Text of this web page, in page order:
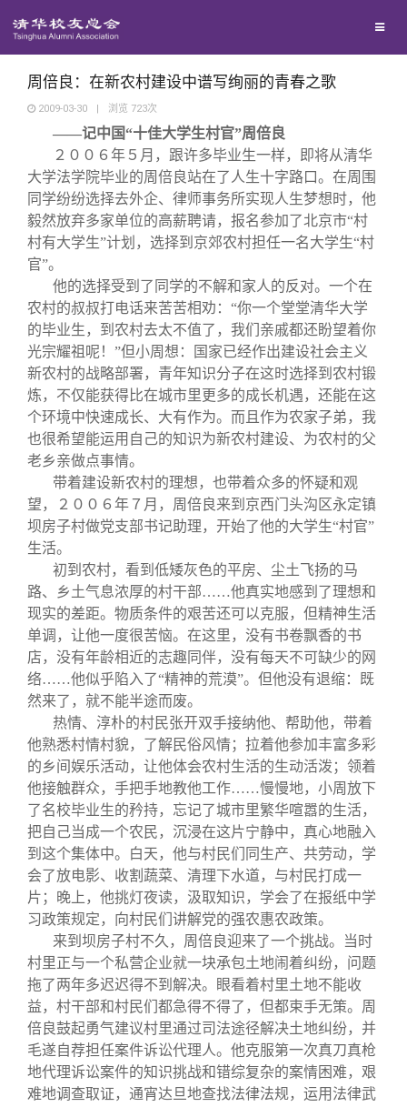
地区联络
年级联络
院系校友工作
专业委员会
兴趣群体
西南联大校友会
回馈母校
捐赠项目
捐赠新闻
捐赠纪事
捐赠方法
义工计划
媒体平台
《清华校友通讯》
《水木清华》
我要订阅
新媒体平台
百年清华
清华人物
清华故事
青春风采
校友文苑
校友视界
校友服务
终身学习
信息化服务
三创大赛
校友总会
总会简介
会长致辞
理事会名单
制度法规
联系我们
关闭
周倍良：在新农村建设中谱写绚丽的青春之歌
2009-03-30 | 浏览 723次
——记中国“十佳大学生村官”周倍良
２００６年５月，跟许多毕业生一样，即将从清华
大学法学院毕业的周倍良站在了人生十字路口。在周围
同学纷纷选择去外企、律师事务所实现人生梦想时，他
毅然放弃多家单位的高薪聘请，报名参加了北京市“村
村有大学生”计划，选择到京郊农村担任一名大学生“村
官”。
他的选择受到了同学的不解和家人的反对。一个在
农村的叔叔打电话来苦苦相劝：“你一个堂堂清华大学
的毕业生，到农村去太不值了，我们亲戚都还盼望着你
光宗耀祖呢！”但小周想：国家已经作出建设社会主义
新农村的战略部署，青年知识分子在这时选择到农村锻
炼，不仅能获得比在城市里更多的成长机遇，还能在这
个环境中快速成长、大有作为。而且作为农家子弟，我
也很希望能运用自己的知识为新农村建设、为农村的父
老乡亲做点事情。
带着建设新农村的理想，也带着众多的怀疑和观
望，２００６年７月，周倍良来到京西门头沟区永定镇
坝房子村做党支部书记助理，开始了他的大学生“村官”
生活。
初到农村，看到低矮灰色的平房、尘土飞扬的马
路、乡土气息浓厚的村干部……他真实地感到了理想和
现实的差距。物质条件的艰苦还可以克服，但精神生活
单调，让他一度很苦恼。在这里，没有书卷飘香的书
店，没有年龄相近的志趣同伴，没有每天不可缺少的网
络……他似乎陷入了“精神的荒漠”。但他没有退缩：既
然来了，就不能半途而废。
热情、淳朴的村民张开双手接纳他、帮助他，带着
他熟悉村情村貌，了解民俗风情；拉着他参加丰富多彩
的乡间娱乐活动，让他体会农村生活的生动活泼；领着
他接触群众，手把手地教他工作……慢慢地，小周放下
了名校毕业生的矜持，忘记了城市里繁华喧嚣的生活，
把自己当成一个农民，沉浸在这片宁静中，真心地融入
到这个集体中。白天，他与村民们同生产、共劳动，学
会了放电影、收割蔬菜、清理下水道，与村民打成一
片；晚上，他挑灯夜读，汲取知识，学会了在报纸中学
习政策规定，向村民们讲解党的强农惠农政策。
来到坝房子村不久，周倍良迎来了一个挑战。当时
村里正与一个私营企业就一块承包土地闹着纠纷，问题
拖了两年多迟迟得不到解决。眼看着村里土地不能收
益，村干部和村民们都急得不得了，但都束手无策。周
倍良鼓起勇气建议村里通过司法途径解决土地纠纷，并
毛遂自荐担任案件诉讼代理人。他克服第一次真刀真枪
地代理诉讼案件的知识挑战和错综复杂的案情困难，艰
难地调查取证，通宵达旦地查找法律法规，运用法律武